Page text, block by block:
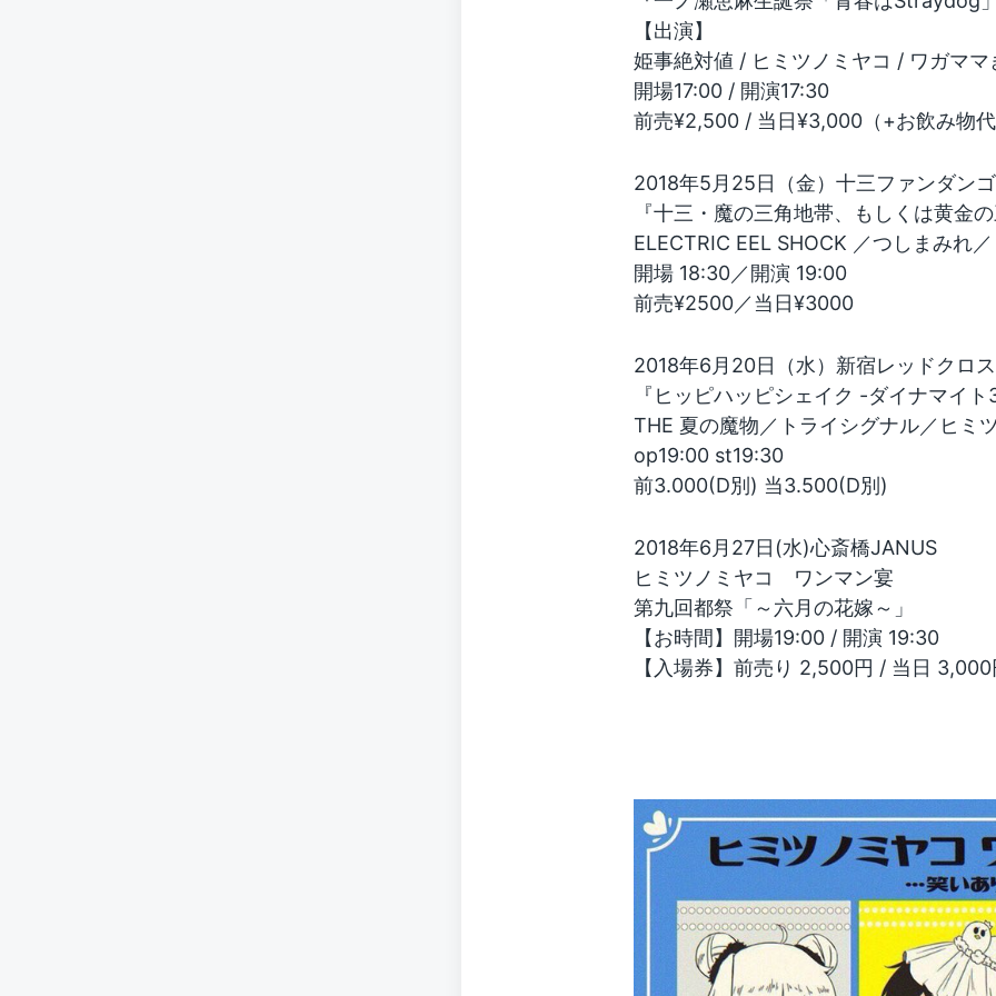
【出演】
姫事絶対値 / ヒミツノミヤコ / ワガマ
開場17:00 / 開演17:30
前売¥2,500 / 当日¥3,000（+お飲み物
2018年5月25日（金）十三ファンダンゴ
『十三・魔の三角地帯、もしくは黄金
ELECTRIC EEL SHOCK ／つしまみれ
開場 18:30／開演 19:00
前売¥2500／当日¥3000
2018年6月20日（水）新宿レッドクロス
『ヒッピハッピシェイク -ダイナマイ
THE 夏の魔物／トライシグナル／ヒミ
op19:00 st19:30
前3.000(D別) 当3.500(D別)
2018年6月27日(水)心斎橋JANUS
ヒミツノミヤコ ワンマン宴
第九回都祭「～六月の花嫁～」
【お時間】開場19:00 / 開演 19:30
【入場券】前売り 2,500円 / 当日 3,000